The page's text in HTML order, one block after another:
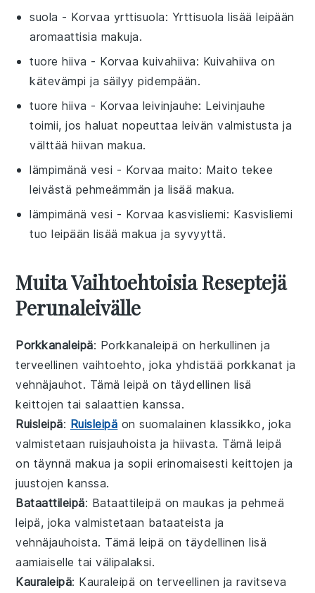
suola - Korvaa yrttisuola: Yrttisuola lisää leipään
aromaattisia makuja.
tuore hiiva - Korvaa kuivahiiva: Kuivahiiva on
kätevämpi ja säilyy pidempään.
tuore hiiva - Korvaa leivinjauhe: Leivinjauhe
toimii, jos haluat nopeuttaa leivän valmistusta ja
välttää hiivan makua.
lämpimänä vesi - Korvaamaito: Maito tekee
leivästä pehmeämmän ja lisää makua.
lämpimänä vesi - Korvaakasvisliemi: Kasvisliemi
tuo leipään lisää makua ja syvyyttä.
Muita Vaihtoehtoisia Reseptejä
Perunaleivälle
Porkkanaleipä: Porkkanaleipä on herkullinen ja
terveellinen vaihtoehto, joka yhdistää porkkanat ja
vehnäjauhot. Tämä leipä on täydellinen lisä
keittojen taisalaattien kanssa.
Ruisleipä: Ruisleipä on suomalainen klassikko, joka
valmistetaan ruisjauhoista jahiivasta. Tämä leipä
on täynnä makua ja sopii erinomaisesti keittojen ja
juustojen kanssa.
Bataattileipä: Bataattileipä on maukas ja pehmeä
leipä, joka valmistetaan bataateista ja
vehnäjauhoista. Tämä leipä on täydellinen lisä
aamiaiselle taivälipalaksi.
Kauraleipä: Kauraleipä on terveellinen ja ravitseva